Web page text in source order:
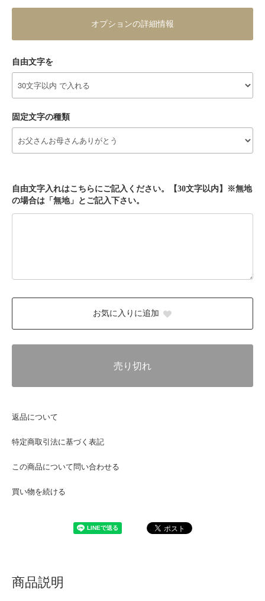
オプションの詳細情報
自由文字を
固定文字の種類
自由文字入れはこちらにご記入ください。【30文字以内】※無地
の場合は「無地」とご記入下さい。
お気に入りに追加
売り切れ
返品について
特定商取引法に基づく表記
この商品について問い合わせる
買い物を続ける
商品説明